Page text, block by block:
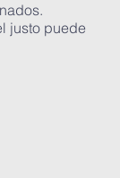
justo puede